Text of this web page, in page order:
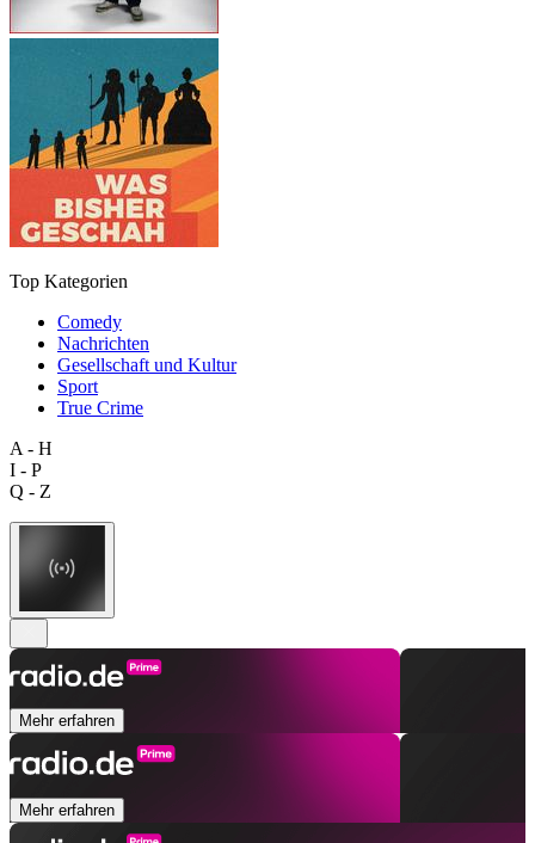
Top Kategorien
Comedy
Nachrichten
Gesellschaft und Kultur
Sport
True Crime
A - H
I - P
Q - Z
Mehr erfahren
Mehr erfahren